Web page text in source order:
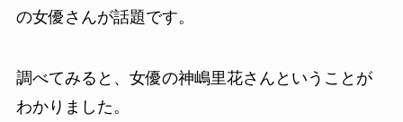
の女優さんが話題です。
調べてみると、女優の神嶋里花さんということが
わかりました。